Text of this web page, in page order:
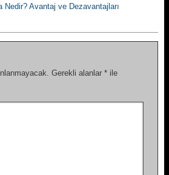
Nedir? Avantaj ve Dezavantajları
Gerekli alanlar * ile